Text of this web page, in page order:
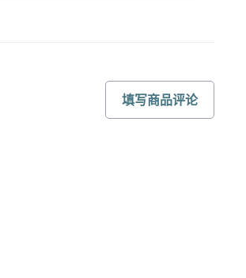
填写商品评论